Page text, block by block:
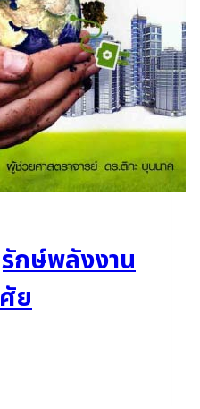
กษ์พลังงาน
ย